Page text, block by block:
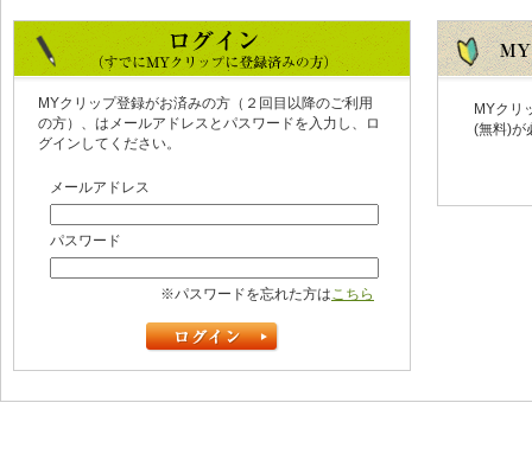
MYクリップ登録がお済みの方（２回目以降のご利用
の方）、はメールアドレスとパスワードを入力し、ロ
グインしてください。
メールアドレス
パスワード
※パスワードを忘れた方はこちら
MYクリ
(無料)が